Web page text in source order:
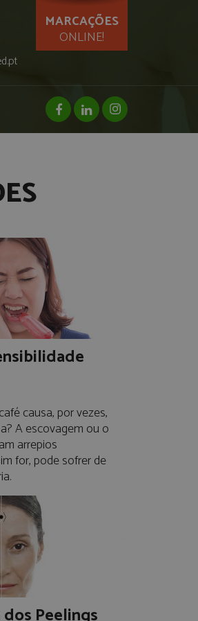
MARCAÇÕES
ONLINE!
facebook page
linkedin pageinstagram page
causa, por vezes,
A escovagem ou o
arrepios
for, pode sofrer de